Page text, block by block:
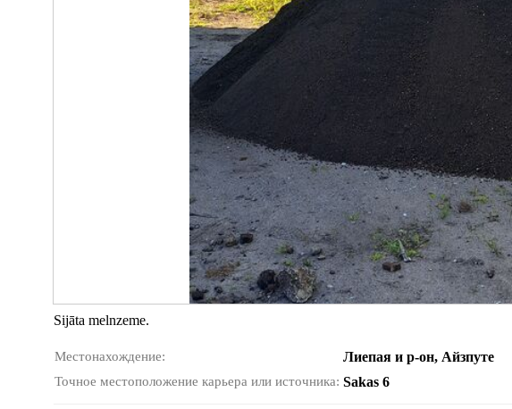
Sijāta melnzeme.
Местонахождение: Лиепая и р-он, Айзпуте
Точное местоположение карьера или источника: Sakas 6